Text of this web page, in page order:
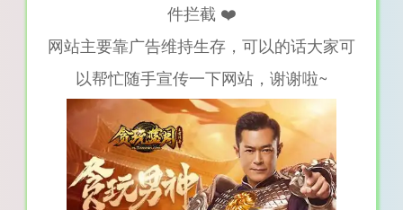
件拦截 ❤️
网站主要靠广告维持生存，可以的话大家可
以帮忙随手宣传一下网站，谢谢啦~